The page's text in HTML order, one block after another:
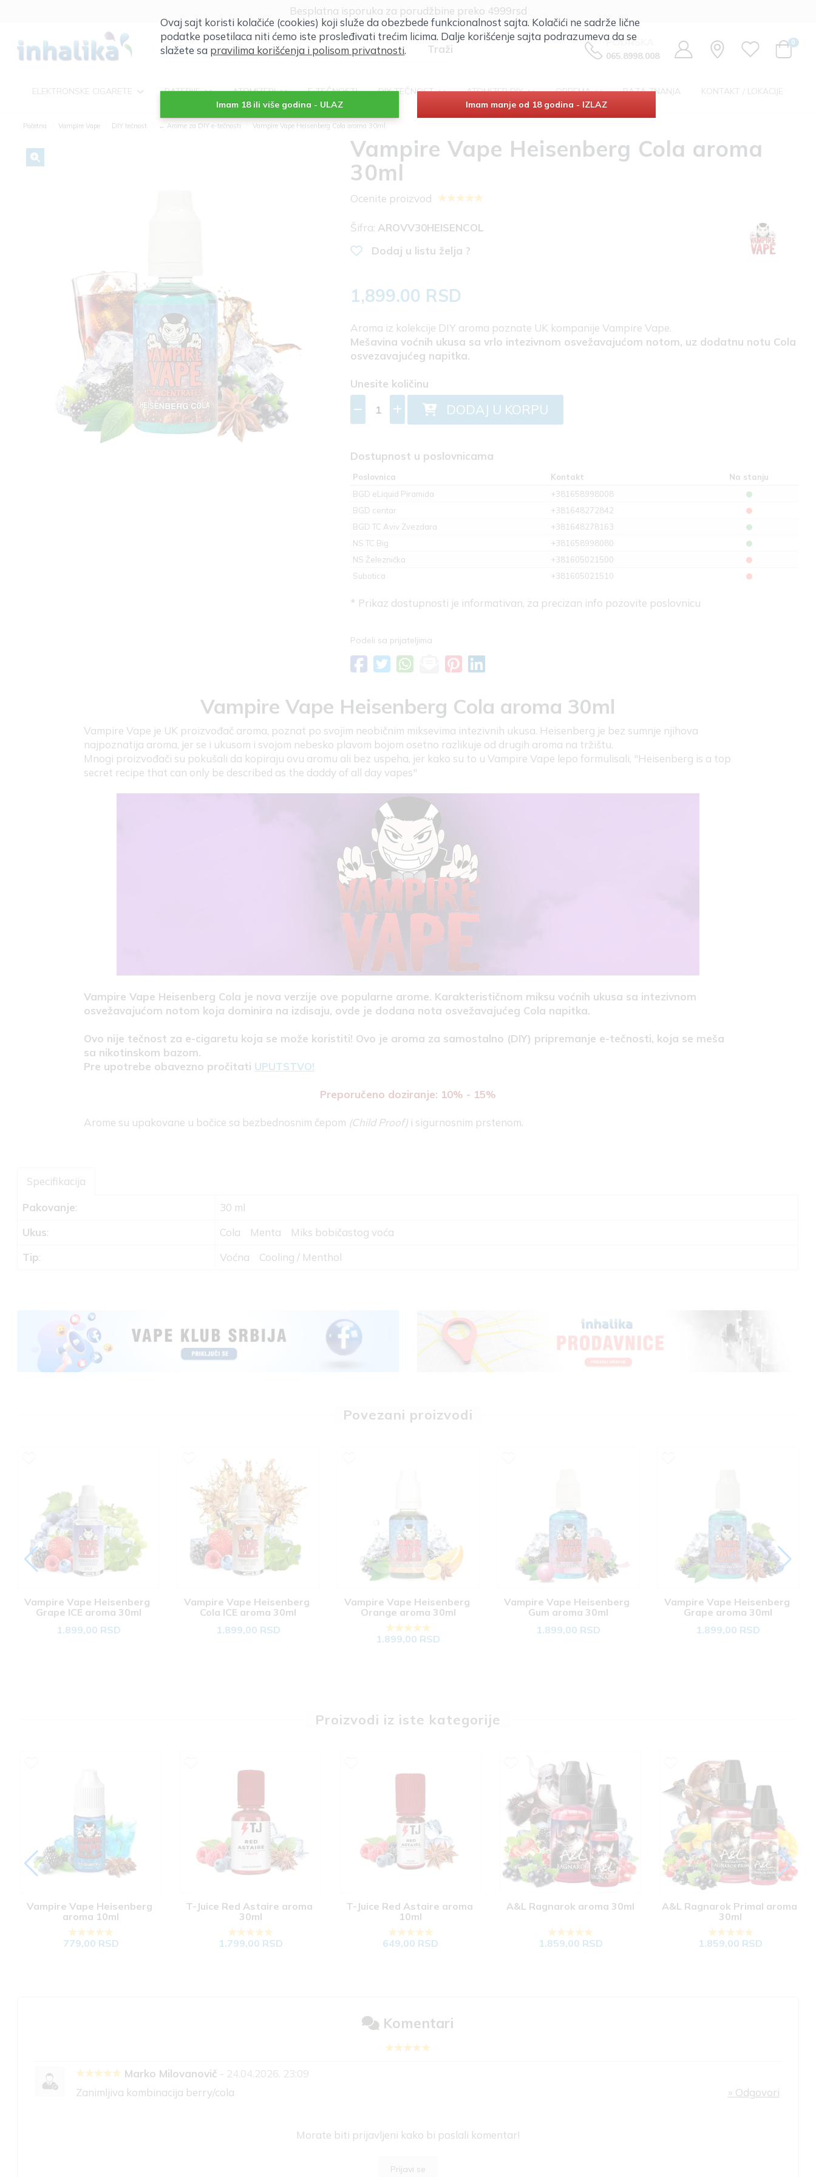
Klik za više informacija
Besplatna isporuka za porudžbine preko 4999rsd
PODRŠKA
065.8998.008
0
ELEKTRONSKE CIGARETE BATERIJE ATOMIZERI E-TEČNOSTI DIY TEČNOST ATOMIZER DIY OPREMA BAZA ZNANJA KONTAKT / LOKACIJE
Početna Vampire Vape DIY tečnost ← Arome za DIY e-tečnosti Vampire Vape Heisenberg Cola aroma 30ml
Vampire Vape Heisenberg Cola aroma
30ml
Ocenite proizvod
Šifra: AROVV30HEISENCOL
Dodaj u listu želja ?
1,899.00 RSD
Aroma iz kolekcije DIY aroma poznate UK kompanije Vampire Vape.
Mešavina voćnih ukusa sa vrlo intezivnom osvežavajućom notom, uz dodatnu notu Cola
osvezavajućeg napitka.
Unesite količinu
DODAJ U KORPU
Dostupnost u poslovnicama
Poslovnica Kontakt
Na stanju
BGD eLiquid Piramida
+381658998008
BGD centar
+381648272842
BGD TC Aviv Zvezdara
+381648278163
NS TC Big
+381658998080
NS Železnička
+381605021500
Subotica
+381605021510
* Prikaz dostupnosti je informativan, za precizan info pozovite poslovnicu
Podeli sa prijateljima
Vampire Vape Heisenberg Cola aroma 30ml
Vampire Vape je UK proizvođač aroma, poznat po svojim neobičnim miksevima intezivnih ukusa. Heisenberg je bez sumnje njihova
najpoznatija aroma, jer se i ukusom i svojom nebesko plavom bojom osetno razlikuje od drugih aroma na tržištu.
Mnogi proizvođači su pokušali da kopiraju ovu aromu ali bez uspeha, jer kako su to u Vampire Vape lepo formulisali, "Heisenberg is a top
secret recipe that can only be described as the daddy of all day vapes"
Vampire Vape Heisenberg Cola je nova verzije ove popularne arome. Karakterističnom miksu voćnih ukusa sa intezivnom
osvežavajućom notom koja dominira na izdisaju, ovde je dodana nota osvežavajućeg Cola napitka.
Ovo nije tečnost za e-cigaretu koja se može koristiti! Ovo je aroma za samostalno (DIY) pripremanje e-tečnosti, koja se meša
sa nikotinskom bazom.
Pre upotrebe obavezno pročitati UPUTSTVO!
Preporučeno doziranje: 10% - 15%
Arome su upakovane u bočice sa bezbednosnim čepom (Child Proof) i sigurnosnim prstenom.
Specifikacija
Pakovanje:
30 ml
Ukus: Cola Menta
Miks bobičastog voća
Tip: Voćna Cooling / Menthol
Povezani proizvodi
Vampire Vape Heisenberg
Grape ICE aroma 30ml
1.899,00 RSD
Vampire Vape Heisenberg
Cola ICE aroma 30ml
1.899,00 RSD
Vampire Vape Heisenberg
Orange aroma 30ml
1.899,00 RSD
Vampire Vape Heisenberg
Gum aroma 30ml
1.899,00 RSD
Vampire Vape Heisenberg
Grape aroma 30ml
1.899,00 RSD
Proizvodi iz iste kategorije
Vampire Vape Heisenberg
aroma 10ml
779,00 RSD
T-Juice Red Astaire aroma
30ml
1.799,00 RSD
T-Juice Red Astaire aroma
10ml
649,00 RSD
A&L Ragnarok aroma 30ml
1.859,00 RSD
A&L Ragnarok Primal aroma
30ml
1.859,00 RSD
Komentari
Marko Milovanovič - 24.04.2026. 23:09
Zanimljiva kombinacija berry/cola
» Odgovori
Morate biti prijavljeni kako bi poslali komentar!
Prijavi se
Ovaj sajt koristi kolačiće (cookies) koji služe da obezbede funkcionalnost sajta. Kolačići ne sadrže lične
podatke posetilaca niti ćemo iste prosleđivati trećim licima. Dalje korišćenje sajta podrazumeva da se
slažete sa pravilima korišćenja i polisom privatnosti.
Imam 18 ili više godina - ULAZ Imam manje od 18 godina - IZLAZ